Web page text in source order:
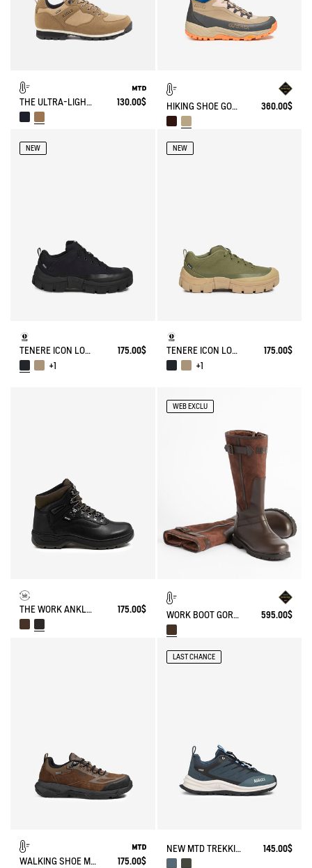
THE ULTRA-LIGHT, WATERPROOF SHOE 130.00$ HIKING SHOE GORE-TEX OVERTRACK 360.00$
NEW
TENERE ICON LOW WALKING SHOE ENRGCORE & DURACOMP™
175.00$
+1
NEW
TENERE ICON LOW WALKING SHOE ENRGCORE & DURACOMP™
175.00$
+1
THE WORK ANKLE BOOT 175.00$
WEB EXCLU
WORK BOOT GORE-TEX INVERSS IN GRAINED LEATHER FUR-LINED 595.00$
WALKING SHOE MTD PALKA LOW ULTRA-LIGHT
175.00$
LAST CHANCE
NEW MTD TREKKING SHOES IN LOW VERSION 145.00$